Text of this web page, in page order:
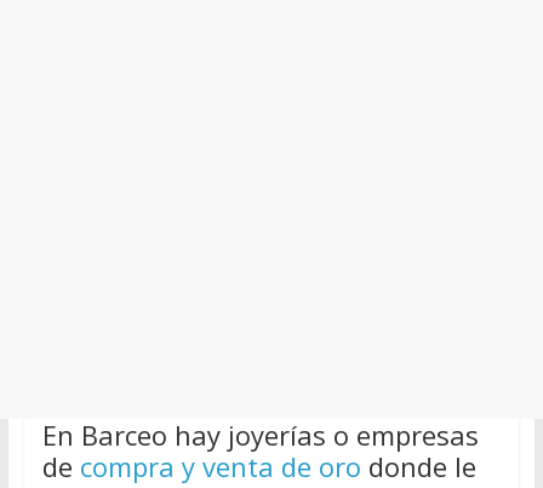
En Barceo hay joyerías o empresas
de compra y venta de oro donde le